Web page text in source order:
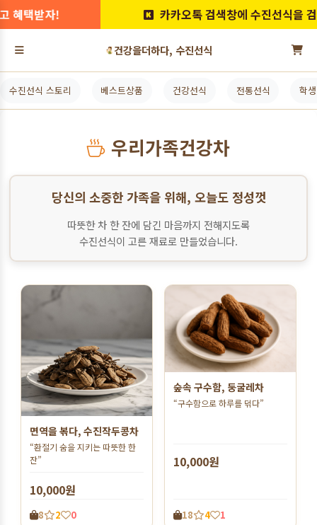
카카오톡 검색창에 수진선식을 검색해보세요!
건강을더하다, 수진선식
수진선식 스토리 베스트상품 건강선식 전통선식 학
우리가족건강차
당신의 소중한 가족을 위해, 오늘도 정성껏
따뜻한 차 한 잔에 담긴 마음까지 전해지도록
수진선식이 고른 재료로 만들었습니다.
면역을 볶다, 수진작두콩차
“환절기 숨을 지키는 따뜻한 한
잔”
10,000원
8 2 0
숲속 구수함, 둥굴레차
“구수함으로 하루를 덖다”
10,000원
18 4 1